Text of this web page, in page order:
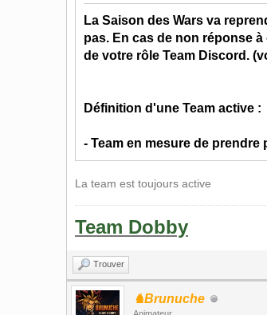
La Saison des Wars va
pas. En cas de non réponse
de votre rôle Team Discord.
Définition d'une Team active :
- Team en mesure de prendre
La team est toujours active
Team Dobby
Trouver
♞Brunuche